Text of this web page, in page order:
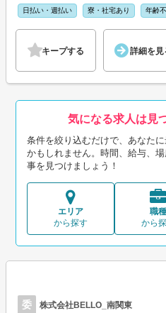
日払い・週払い 寮・社宅あり 年齢
キープする 詳細を見
気になる求人は見
条件を絞り込むだけで、あなた
かもしれません。時間、給与、
事を見つけましょう！
エリア
から探す
職種
から
委 株式会社BELLO_南関東